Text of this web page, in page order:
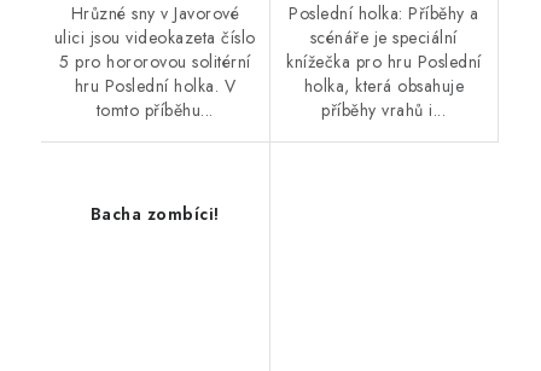
Hrůzné sny v Javorové
ulici jsou videokazeta číslo
5 pro hororovou solitérní
hru Poslední holka. V
tomto příběhu...
Poslední holka: Příběhy a
scénáře je speciální
knížečka pro hru Poslední
holka, která obsahuje
příběhy vrahů i...
Bacha zombíci!